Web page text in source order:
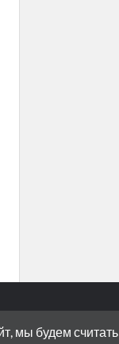
мы будем считать